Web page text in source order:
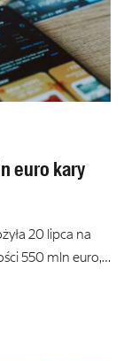
euro kary
20 lipca na
550 mln euro,…